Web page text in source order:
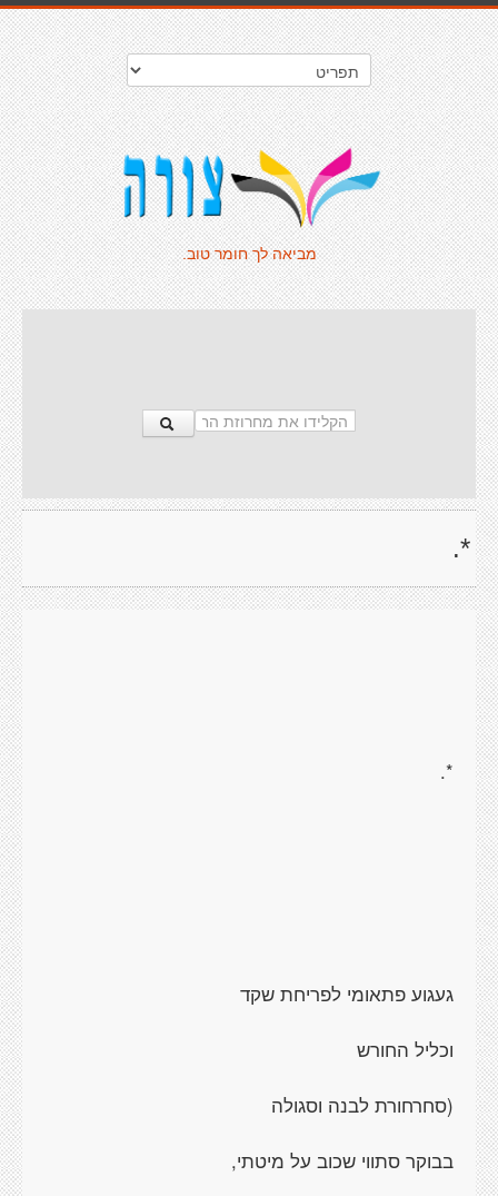
מביאה לך חומר טוב.
*.
*.
געגוע פתאומי לפריחת שקד
וכליל החורש
(סחרחורת לבנה וסגולה
בבוקר סתווי שכוב על מיטתי,